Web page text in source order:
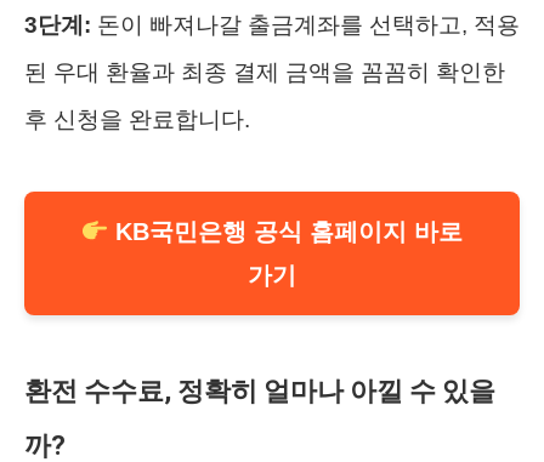
3단계: 돈이 빠져나갈 출금계좌를 선택하고, 적용
된 우대 환율과 최종 결제 금액을 꼼꼼히 확인한
후 신청을 완료합니다.
KB국민은행 공식 홈페이지 바로
가기
환전 수수료, 정확히 얼마나 아낄 수 있을
까?